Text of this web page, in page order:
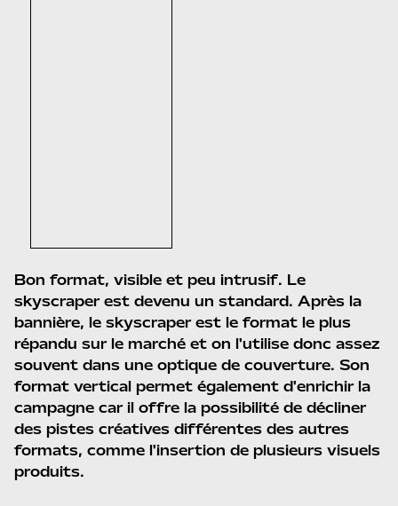
Bon format, visible et peu intrusif. Le
skyscraper est devenu un standard. Après la
bannière, le skyscraper est le format le plus
répandu sur le marché et on l'utilise donc assez
souvent dans une optique de couverture. Son
format vertical permet également d'enrichir la
campagne car il offre la possibilité de décliner
des pistes créatives différentes des autres
formats, comme l'insertion de plusieurs visuels
produits.